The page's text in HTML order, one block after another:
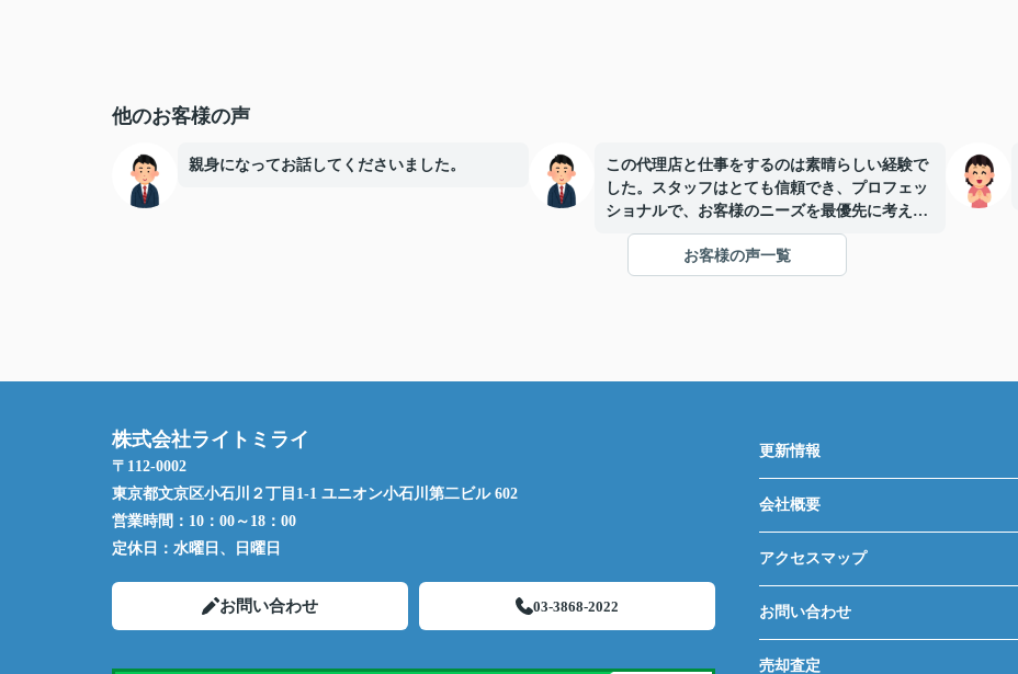
他のお客様の声
親身になってお話してくださいました。
この代理店と仕事をするのは素晴らしい経験で
した。スタッフはとても信頼でき、プロフェッ
ショナルで、お客様のニーズを最優先に考えて
くれます。とても稀なケースです。強くお勧め
お客様の声一覧
株式会社ライトミライ
〒112-0002
東京都文京区小石川２丁目1-1 ユニオン小石川第二ビル 602
営業時間： 10：00～18：00
定休日： 水曜日、日曜日
お問い合わせ 03-3868-2022
更新情報
会社概要
アクセスマップ
お問い合わせ
売却査定